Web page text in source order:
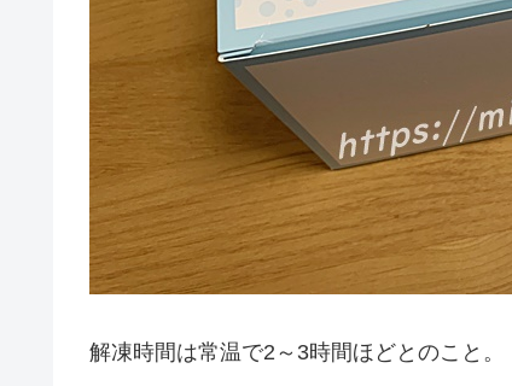
解凍時間は常温で2～3時間ほどとのこと。